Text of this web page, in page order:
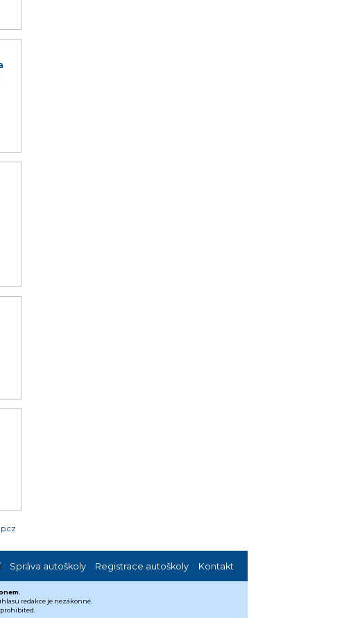
Správa autoškoly Registrace autoškoly Kontakt
redakce je nezákonné.